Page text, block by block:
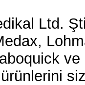
Ltd.
ve
ürünlerini